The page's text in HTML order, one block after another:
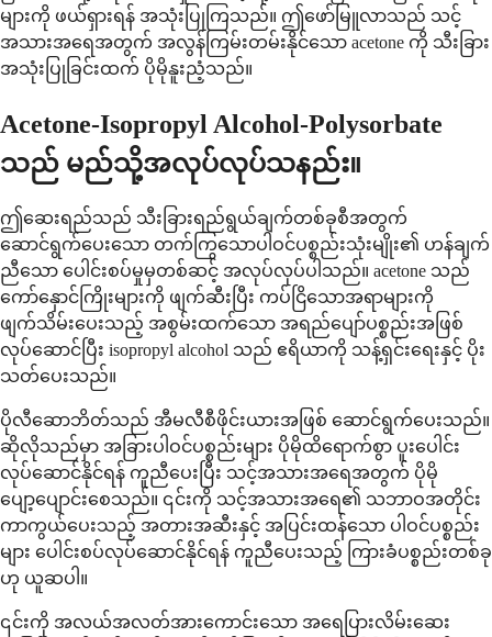
များကို ဖယ်ရှားရန် အသုံးပြုကြသည်။ ဤဖော်မြူလာသည် သင့်
အသားအရေအတွက် အလွန်ကြမ်းတမ်းနိုင်သော acetone ကို သီးခြား
အသုံးပြုခြင်းထက် ပိုမိုနူးညံ့သည်။
Acetone-Isopropyl Alcohol-Polysorbate
သည် မည်သို့အလုပ်လုပ်သနည်း။
ဤဆေးရည်သည် သီးခြားရည်ရွယ်ချက်တစ်ခုစီအတွက်
ဆောင်ရွက်ပေးသော တက်ကြွသောပါဝင်ပစ္စည်းသုံးမျိုး၏ ဟန်ချက်
ညီသော ပေါင်းစပ်မှုမှတစ်ဆင့် အလုပ်လုပ်ပါသည်။ acetone သည်
ကော်နှောင်ကြိုးများကို ဖျက်ဆီးပြီး ကပ်ငြိသောအရာများကို
ဖျက်သိမ်းပေးသည့် အစွမ်းထက်သော အရည်ပျော်ပစ္စည်းအဖြစ်
လုပ်ဆောင်ပြီး isopropyl alcohol သည် ဧရိယာကို သန့်ရှင်းရေးနှင့် ပိုး
သတ်ပေးသည်။
ပိုလီဆောဘိတ်သည် အီမလီစီဖိုင်းယားအဖြစ် ဆောင်ရွက်ပေးသည်။
ဆိုလိုသည်မှာ အခြားပါဝင်ပစ္စည်းများ ပိုမိုထိရောက်စွာ ပူးပေါင်း
လုပ်ဆောင်နိုင်ရန် ကူညီပေးပြီး သင့်အသားအရေအတွက် ပိုမို
ပျော့ပျောင်းစေသည်။ ၎င်းကို သင့်အသားအရေ၏ သဘာဝအတိုင်း
ကာကွယ်ပေးသည့် အတားအဆီးနှင့် အပြင်းထန်သော ပါဝင်ပစ္စည်း
များ ပေါင်းစပ်လုပ်ဆောင်နိုင်ရန် ကူညီပေးသည့် ကြားခံပစ္စည်းတစ်ခု
ဟု ယူဆပါ။
၎င်းကို အလယ်အလတ်အားကောင်းသော အရေပြားလိမ်းဆေး